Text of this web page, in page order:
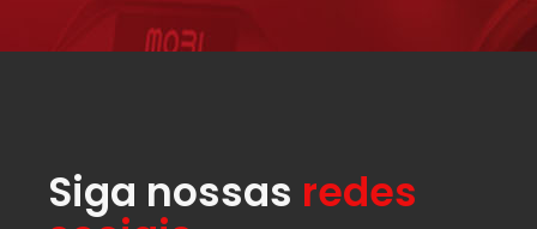
Siga nossas redes